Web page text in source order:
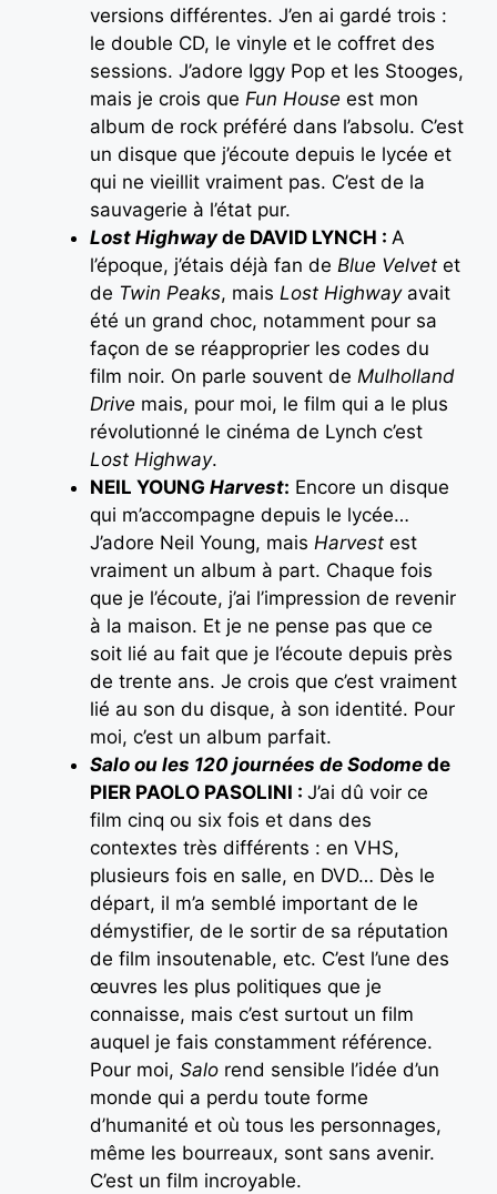
versions différentes. J’en ai gardé trois :
le double CD, le vinyle et le coffret des
sessions. J’adore Iggy Pop et les Stooges,
mais je crois que Fun House est mon
album de rock préféré dans l’absolu. C’est
un disque que j’écoute depuis le lycée et
qui ne vieillit vraiment pas. C’est de la
sauvagerie à l’état pur.
Lost Highwayde DAVID LYNCH : A
l’époque, j’étais déjà fan de Blue Velvet et
de Twin Peaks, mais Lost Highwayavait
été un grand choc, notamment pour sa
façon de se réapproprier les codes du
film noir. On parle souvent de Mulholland
Drive mais, pour moi, le film qui a le plus
révolutionné le cinéma de Lynch c’est
Lost Highway.
NEIL YOUNG Harvest: Encore un disque
qui m’accompagne depuis le lycée…
J’adore Neil Young, mais Harvest est
vraiment un album à part. Chaque fois
que je l’écoute, j’ai l’impression de revenir
à la maison. Et je ne pense pas que ce
soit lié au fait que je l’écoute depuis près
de trente ans. Je crois que c’est vraiment
lié au son du disque, à son identité. Pour
moi, c’est un album parfait.
Salo ou les 120 journées de Sodome de
PIER PAOLO PASOLINI : J’ai dû voir ce
film cinq ou six fois et dans des
contextes très différents : en VHS,
plusieurs fois en salle, en DVD… Dès le
départ, il m’a semblé important de le
démystifier, de le sortir de sa réputation
de film insoutenable, etc. C’est l’une des
œuvres les plus politiques que je
connaisse, mais c’est surtout un film
auquel je fais constamment référence.
Pour moi, Salo rend sensible l’idée d’un
monde qui a perdu toute forme
d’humanité et où tous les personnages,
même les bourreaux, sont sans avenir.
C’est un film incroyable.